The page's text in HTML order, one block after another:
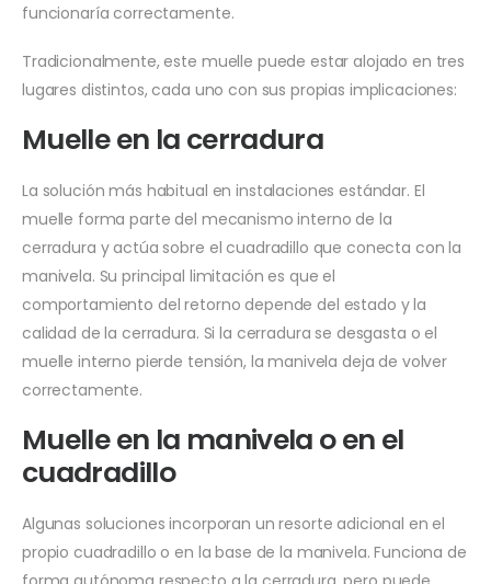
funcionaría correctamente.
Tradicionalmente, este muelle puede estar alojado en tres
lugares distintos, cada uno con sus propias implicaciones:
Muelle en la cerradura
La solución más habitual en instalaciones estándar. El
muelle forma parte del mecanismo interno de la
cerradura y actúa sobre el cuadradillo que conecta con la
manivela. Su principal limitación es que el
comportamiento del retorno depende del estado y la
calidad de la cerradura. Si la cerradura se desgasta o el
muelle interno pierde tensión, la manivela deja de volver
correctamente.
Muelle en la manivela o en el
cuadradillo
Algunas soluciones incorporan un resorte adicional en el
propio cuadradillo o en la base de la manivela. Funciona de